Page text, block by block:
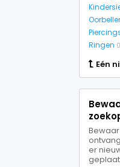
Ringen 0
Eén
er